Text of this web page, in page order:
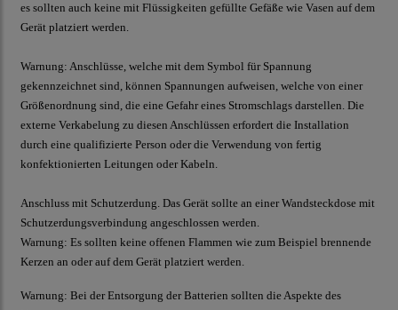
es sollten auch keine mit Flüssigkeiten gefüllte Gefäße wie Vasen auf dem
Gerät platziert werden.
Warnung: Anschlüsse, welche mit dem Symbol für Spannung
gekennzeichnet sind, können Spannungen aufweisen, welche von einer
Größenordnung sind, die eine Gefahr eines Stromschlags darstellen. Die
externe Verkabelung zu diesen Anschlüssen erfordert die Installation
durch eine qualifizierte Person oder die Verwendung von fertig
konfektionierten Leitungen oder Kabeln.
Anschluss mit Schutzerdung. Das Gerät sollte an einer Wandsteckdose mit
Schutzerdungsverbindung angeschlossen werden.
Warnung: Es sollten keine offenen Flammen wie zum Beispiel brennende
Kerzen an oder auf dem Gerät platziert werden.
Warnung: Bei der Entsorgung der Batterien sollten die Aspekte des